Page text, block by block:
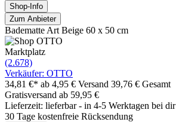
Shop-Info
Zum Anbieter
Badematte Art Beige 60 x 50 cm
Marktplatz
(2.678)
Verkäufer: OTTO
34,81 €* ab 4,95 € Versand 39,76 € Gesamt
Gratisversand ab 59,95 €
Lieferzeit: lieferbar - in 4-5 Werktagen bei dir
30 Tage kostenfreie Rücksendung